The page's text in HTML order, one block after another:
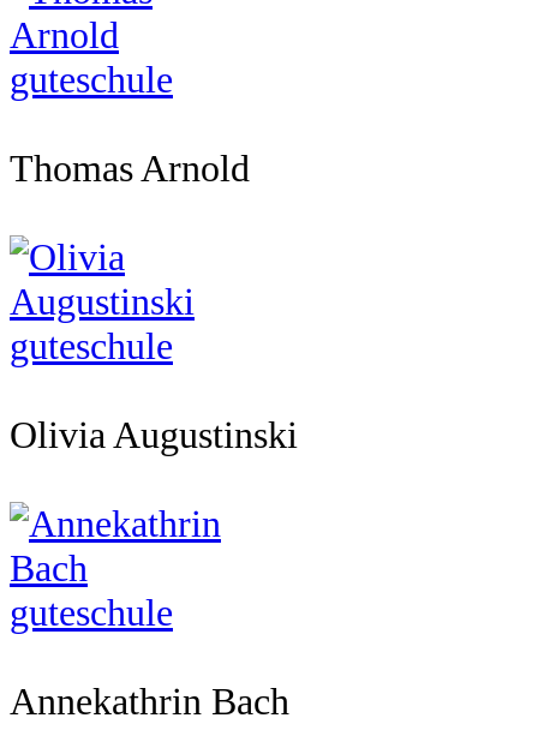
Thomas Arnold
Olivia Augustinski
Annekathrin Bach